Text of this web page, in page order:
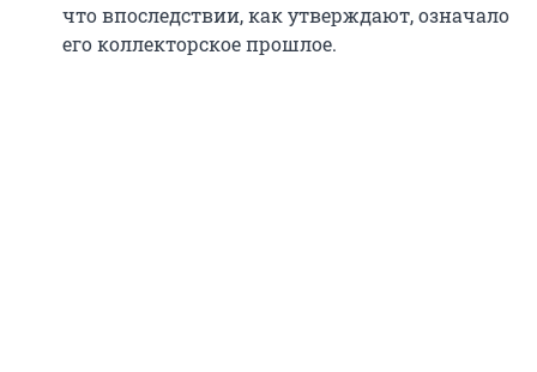
что впоследствии, как утверждают, означало
его коллекторское прошлое.